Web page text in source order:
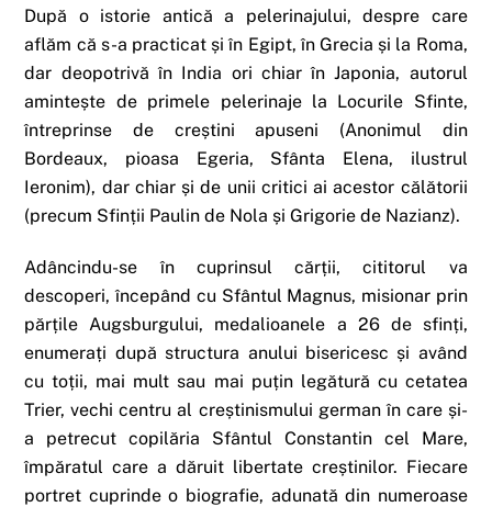
După o istorie antică a pelerinajului, despre care
aflăm că s-a practicat și în Egipt, în Grecia și la Roma,
dar deopotrivă în India ori chiar în Japonia, autorul
amintește de primele pelerinaje la Locurile Sfinte,
întreprinse de creștini apuseni (Anonimul din
Bordeaux, pioasa Egeria, Sfânta Elena, ilustrul
Ieronim), dar chiar și de unii critici ai acestor călătorii
(precum Sfinții Paulin de Nola și Grigorie de Nazianz).
Adâncindu-se în cuprinsul cărții, cititorul va
descoperi, începând cu Sfântul Magnus, misionar prin
părțile Augsburgului, medalioanele a 26 de sfinți,
enumerați după structura anului bisericesc și având
cu toții, mai mult sau mai puțin legătură cu cetatea
Trier, vechi centru al creștinismului german în care și-
a petrecut copilăria Sfântul Constantin cel Mare,
împăratul care a dăruit libertate creștinilor. Fiecare
portret cuprinde o biografie, adunată din numeroase